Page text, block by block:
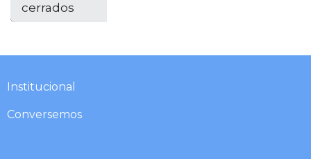
cerrados
Institucional​​​
Conversemos​